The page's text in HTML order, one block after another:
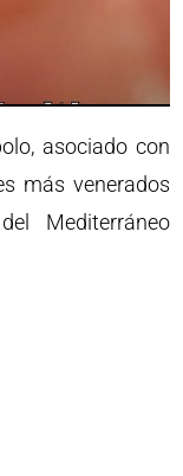
asociado con
más venerados
Mediterráneo